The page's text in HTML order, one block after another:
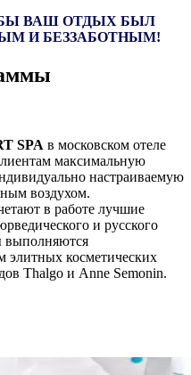
ВАШ ОТДЫХ БЫЛ
И БЕЗЗАБОТНЫМ!
SPA в московском отеле
максимальную
настраиваемую
воздухом.
в работе лучшие
и русского
выполняются
элитных косметических
Thalgo и Anne Semonin.